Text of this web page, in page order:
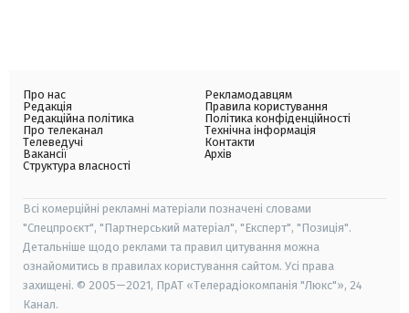
Про нас
Редакція
Редакційна політика
Про телеканал
Телеведучі
Вакансії
Структура власності
Рекламодавцям
Правила користування
Політика конфіденційності
Технічна інформація
Контакти
Архів
Всі комерційні рекламні матеріали позначені словами
"Спецпроєкт", "Партнерський матеріал", "Експерт", "Позиція".
Детальніше щодо реклами та правил цитування можна
ознайомитись в правилах користування сайтом. Усі права
захищені. © 2005—2021, ПрАТ «Телерадіокомпанія "Люкс"», 24
Канал.